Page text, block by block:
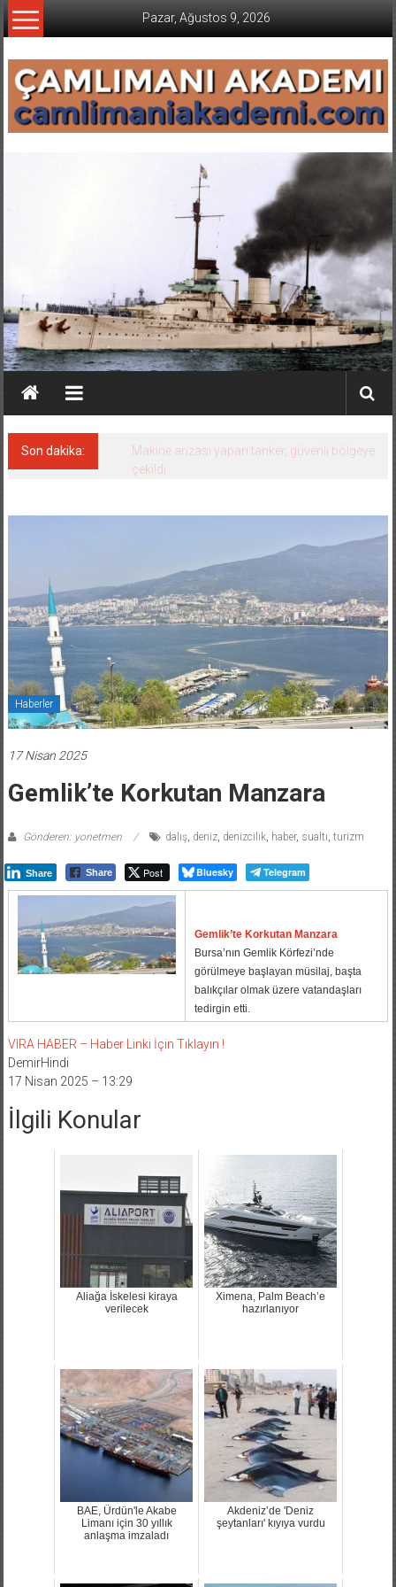
İçeriğe
geç
Pazar, Ağustos 9, 2026
Son dakika:
Makine arızası yapan tanker, güvenli bölgeye
çekildi
Haberler
17 Nisan 2025
Gemlik’te Korkutan Manzara
Gönderen: yonetmen dalış, deniz, denizcilik, haber, sualtı turizm
Share Share Post Bluesky Telegram
Gemlik’te Korkutan Manzara
Bursa’nın Gemlik Körfezi’nde
görülmeye başlayan müsilaj, başta
balıkçılar olmak üzere vatandaşları
tedirgin etti.
VIRA HABER – Haber Linki İçin Tıklayın !
DemirHindi
17 Nisan 2025 – 13:29
İlgili Konular
Aliağa İskelesi kiraya
verilecek
Ximena, Palm Beach’e
hazırlanıyor
BAE, Ürdün'le Akabe
Limanı için 30 yıllık
anlaşma imzaladı
Akdeniz’de 'Deniz
şeytanları' kıyıya vurdu